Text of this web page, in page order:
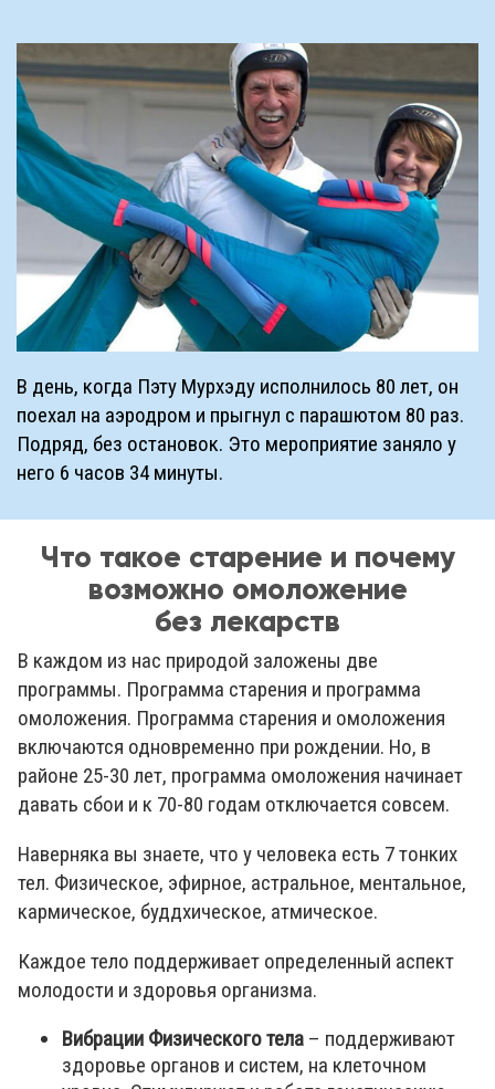
В день, когда Пэту Мурхэду исполнилось 80 лет, он
поехал на аэродром и прыгнул с парашютом 80 раз.
Подряд, без остановок. Это мероприятие заняло у
него 6 часов 34 минуты.
Что такое старение и почему
возможно омоложение
без лекарств
В каждом из нас природой заложены две
программы. Программа старения и программа
омоложения. Программа старения и омоложения
включаются одновременно при рождении. Но, в
районе 25-30 лет, программа омоложения начинает
давать сбои и к 70-80 годам отключается совсем.
Наверняка вы знаете, что у человека есть 7 тонких
тел. Физическое, эфирное, астральное, ментальное,
кармическое, буддхическое, атмическое.
Каждое тело поддерживает определенный аспект
молодости и здоровья организма.
Вибрации Физического тела – поддерживают
здоровье органов и систем, на клеточном